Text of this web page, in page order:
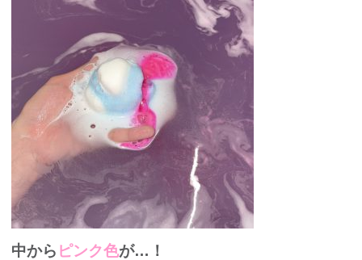
中から ピンク色が…！